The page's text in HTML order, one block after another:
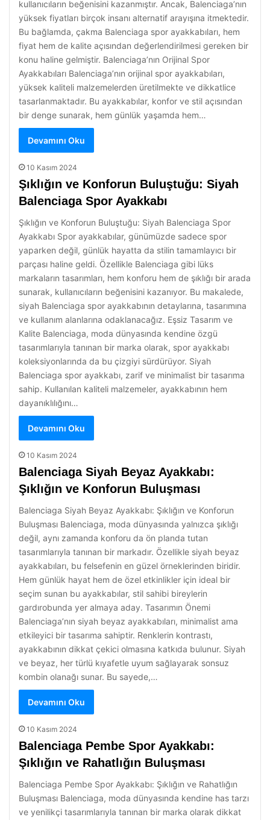
kullanıcıların beğenisini kazanmıştır. Ancak, Balenciaga’nın
yüksek fiyatları birçok insanı alternatif arayışına itmektedir.
Bu bağlamda, çakma Balenciaga spor ayakkabıları, hem
fiyat hem de kalite açısından değerlendirilmesi gereken bir
konu haline gelmiştir. Balenciaga’nın Orijinal Spor
Ayakkabıları Balenciaga’nın orijinal spor ayakkabıları,
yüksek kaliteli malzemelerden üretilmekte ve dikkatlice
tasarlanmaktadır. Bu ayakkabılar, konfor ve stil açısından
bir denge sunarak, hem günlük yaşamda hem…
Devamını Oku
10 Kasım 2024
Şıklığın ve Konforun Buluştuğu: Siyah
Balenciaga Spor Ayakkabı
Şıklığın ve Konforun Buluştuğu: Siyah Balenciaga Spor
Ayakkabı Spor ayakkabılar, günümüzde sadece spor
yaparken değil, günlük hayatta da stilin tamamlayıcı bir
parçası haline geldi. Özellikle Balenciaga gibi lüks
markaların tasarımları, hem konforu hem de şıklığı bir arada
sunarak, kullanıcıların beğenisini kazanıyor. Bu makalede,
siyah Balenciaga spor ayakkabının detaylarına, tasarımına
ve kullanım alanlarına odaklanacağız. Eşsiz Tasarım ve
Kalite Balenciaga, moda dünyasında kendine özgü
tasarımlarıyla tanınan bir marka olarak, spor ayakkabı
koleksiyonlarında da bu çizgiyi sürdürüyor. Siyah
Balenciaga spor ayakkabı, zarif ve minimalist bir tasarıma
sahip. Kullanılan kaliteli malzemeler, ayakkabının hem
dayanıklılığını…
Devamını Oku
10 Kasım 2024
Balenciaga Siyah Beyaz Ayakkabı:
Şıklığın ve Konforun Buluşması
Balenciaga Siyah Beyaz Ayakkabı: Şıklığın ve Konforun
Buluşması Balenciaga, moda dünyasında yalnızca şıklığı
değil, aynı zamanda konforu da ön planda tutan
tasarımlarıyla tanınan bir markadır. Özellikle siyah beyaz
ayakkabıları, bu felsefenin en güzel örneklerinden biridir.
Hem günlük hayat hem de özel etkinlikler için ideal bir
seçim sunan bu ayakkabılar, stil sahibi bireylerin
gardırobunda yer almaya aday. Tasarımın Önemi
Balenciaga’nın siyah beyaz ayakkabıları, minimalist ama
etkileyici bir tasarıma sahiptir. Renklerin kontrastı,
ayakkabının dikkat çekici olmasına katkıda bulunur. Siyah
ve beyaz, her türlü kıyafetle uyum sağlayarak sonsuz
kombin olanağı sunar. Bu sayede,…
Devamını Oku
10 Kasım 2024
Balenciaga Pembe Spor Ayakkabı:
Şıklığın ve Rahatlığın Buluşması
Balenciaga Pembe Spor Ayakkabı: Şıklığın ve Rahatlığın
Buluşması Balenciaga, moda dünyasında kendine has tarzı
ve yenilikçi tasarımlarıyla tanınan bir marka olarak dikkat